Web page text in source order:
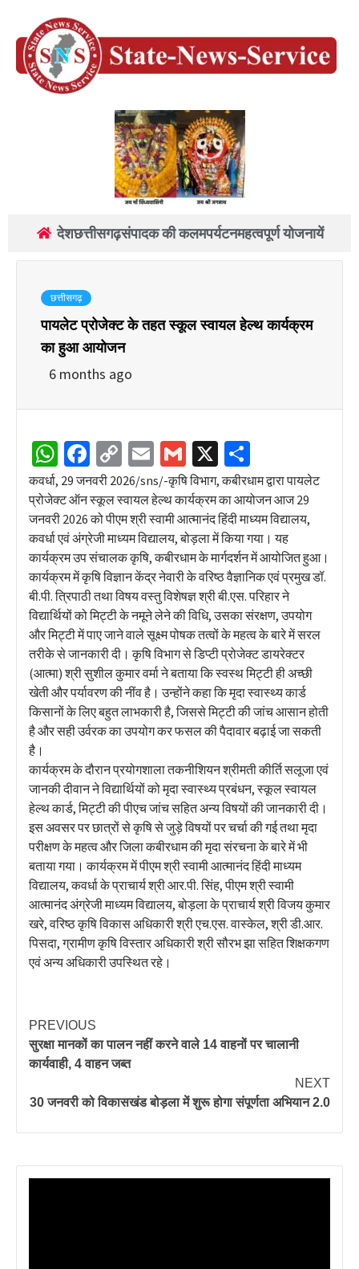
देशछत्तीसगढ़संपादक की कलमपर्यटनमहत्वपूर्ण योजनायें
छत्तीसगढ़
पायलेट प्रोजेक्ट के तहत स्कूल स्वायल हेल्थ कार्यक्रम
का हुआ आयोजन
6 months ago
WhatsApp
Facebook
Copy
Link
EmailGmail
X
कवर्धा, 29 जनवरी 2026/sns/-कृषि विभाग, कबीरधाम द्वारा पायलेट
प्रोजेक्ट ऑन स्कूल स्वायल हेल्थ कार्यक्रम का आयोजन आज 29
जनवरी 2026 को पीएम श्री स्वामी आत्मानंद हिंदी माध्यम विद्यालय,
कवर्धा एवं अंग्रेजी माध्यम विद्यालय, बोड़ला में किया गया। यह
कार्यक्रम उप संचालक कृषि, कबीरधाम के मार्गदर्शन में आयोजित हुआ।
कार्यक्रम में कृषि विज्ञान केंद्र नेवारी के वरिष्ठ वैज्ञानिक एवं प्रमुख डॉ.
बी.पी. त्रिपाठी तथा विषय वस्तु विशेषज्ञ श्री बी.एस. परिहार ने
विद्यार्थियों को मिट्टी के नमूने लेने की विधि, उसका संरक्षण, उपयोग
और मिट्टी में पाए जाने वाले सूक्ष्म पोषक तत्वों के महत्व के बारे में सरल
तरीके से जानकारी दी। कृषि विभाग से डिप्टी प्रोजेक्ट डायरेक्टर
(आत्मा) श्री सुशील कुमार वर्मा ने बताया कि स्वस्थ मिट्टी ही अच्छी
खेती और पर्यावरण की नींव है। उन्होंने कहा कि मृदा स्वास्थ्य कार्ड
किसानों के लिए बहुत लाभकारी है, जिससे मिट्टी की जांच आसान होती
है और सही उर्वरक का उपयोग कर फसल की पैदावार बढ़ाई जा सकती
है।
कार्यक्रम के दौरान प्रयोगशाला तकनीशियन श्रीमती कीर्ति सलूजा एवं
जानकी दीवान ने विद्यार्थियों को मृदा स्वास्थ्य प्रबंधन, स्कूल स्वायल
हेल्थ कार्ड, मिट्टी की पीएच जांच सहित अन्य विषयों की जानकारी दी।
इस अवसर पर छात्रों से कृषि से जुड़े विषयों पर चर्चा की गई तथा मृदा
परीक्षण के महत्व और जिला कबीरधाम की मृदा संरचना के बारे में भी
बताया गया। कार्यक्रम में पीएम श्री स्वामी आत्मानंद हिंदी माध्यम
विद्यालय, कवर्धा के प्राचार्य श्री आर.पी. सिंह, पीएम श्री स्वामी
आत्मानंद अंग्रेजी माध्यम विद्यालय, बोड़ला के प्राचार्य श्री विजय कुमार
खरे, वरिष्ठ कृषि विकास अधिकारी श्री एच.एस. वास्केल, श्री डी.आर.
पिसदा, ग्रामीण कृषि विस्तार अधिकारी श्री सौरभ झा सहित शिक्षकगण
एवं अन्य अधिकारी उपस्थित रहे।
PREVIOUS
सुरक्षा मानकों का पालन नहीं करने वाले 14 वाहनों पर चालानी
कार्यवाही, 4 वाहन जब्त
NEXT
30 जनवरी को विकासखंड बोड़ला में शुरू होगा संपूर्णता अभियान 2.0